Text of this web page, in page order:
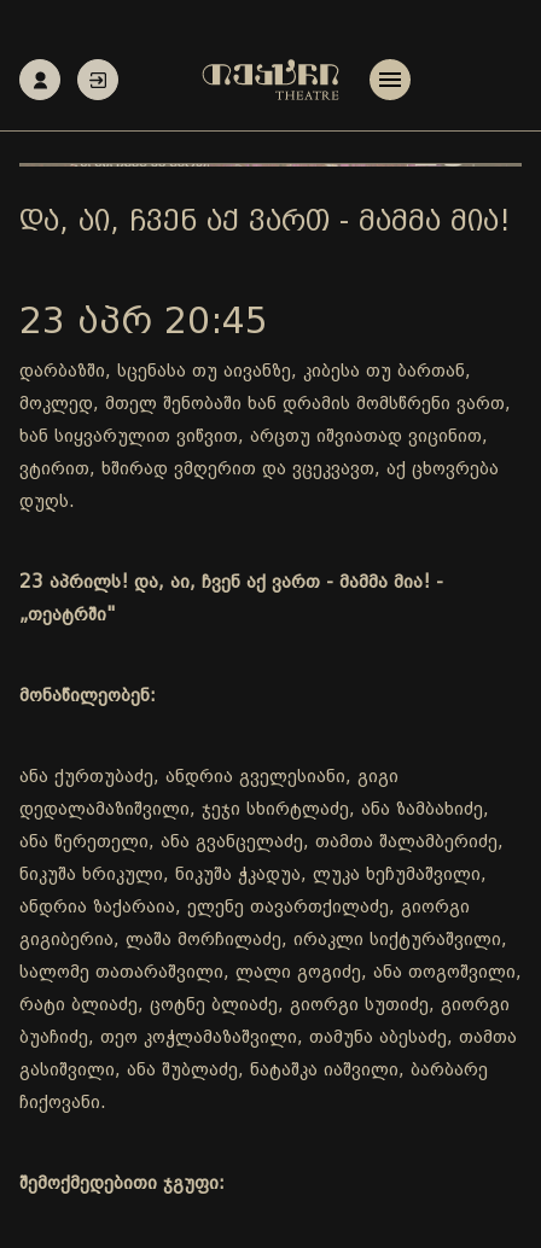
ᲓᲐ, ᲐᲘ, ᲩᲕᲔᲜ ᲐᲥ ᲕᲐᲠᲗ - ᲛᲐᲛᲛᲐ ᲛᲘᲐ!
23 ᲐᲞᲠ 20:45
დარბაზში, სცენასა თუ აივანზე, კიბესა თუ ბართან,
მოკლედ, მთელ შენობაში ხან დრამის მომსწრენი ვართ,
ხან სიყვარულით ვიწვით, არცთუ იშვიათად ვიცინით,
ვტირით, ხშირად ვმღერით და ვცეკვავთ, აქ ცხოვრება
დუღს.
23 აპრილს! და, აი, ჩვენ აქ ვართ - მამმა მია! -
„თეატრში"
მონაწილეობენ:
ანა ქურთუბაძე, ანდრია გველესიანი, გიგი
დედალამაზიშვილი, ჯეჯი სხირტლაძე, ანა ზამბახიძე,
ანა წერეთელი, ანა გვანცელაძე, თამთა შალამბერიძე,
ნიკუშა ხრიკული, ნიკუშა ჭკადუა, ლუკა ხეჩუმაშვილი,
ანდრია ზაქარაია, ელენე თავართქილაძე, გიორგი
გიგიბერია, ლაშა მორჩილაძე, ირაკლი სიქტურაშვილი,
სალომე თათარაშვილი, ლალი გოგიძე, ანა თოგოშვილი,
რატი ბლიაძე, ცოტნე ბლიაძე, გიორგი სუთიძე, გიორგი
ბუაჩიძე, თეო კოჭლამაზაშვილი, თამუნა აბესაძე, თამთა
გასიშვილი, ანა შუბლაძე, ნატაშკა იაშვილი, ბარბარე
ჩიქოვანი.
შემოქმედებითი ჯგუფი: